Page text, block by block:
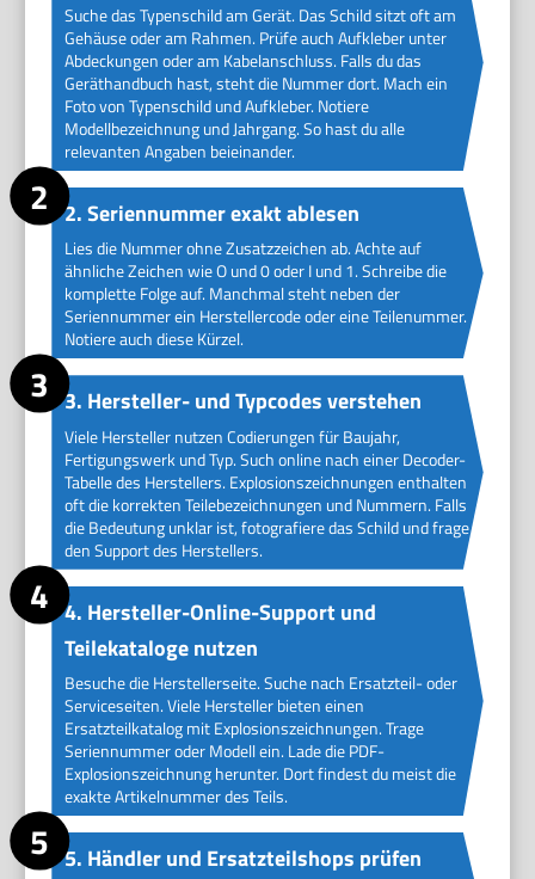
Suche das Typenschild am Gerät. Das Schild sitzt oft am
Gehäuse oder am Rahmen. Prüfe auch Aufkleber unter
Abdeckungen oder am Kabelanschluss. Falls du das
Geräthandbuch hast, steht die Nummer dort. Mach ein
Foto von Typenschild und Aufkleber. Notiere
Modellbezeichnung und Jahrgang. So hast du alle
relevanten Angaben beieinander.
2. Seriennummer exakt ablesen
Lies die Nummer ohne Zusatzzeichen ab. Achte auf
ähnliche Zeichen wie O und 0 oder I und 1. Schreibe die
komplette Folge auf. Manchmal steht neben der
Seriennummer ein Herstellercode oder eine Teilenummer.
Notiere auch diese Kürzel.
3. Hersteller- und Typcodes verstehen
Viele Hersteller nutzen Codierungen für Baujahr,
Fertigungswerk und Typ. Such online nach einer Decoder-
Tabelle des Herstellers. Explosionszeichnungen enthalten
oft die korrekten Teilebezeichnungen und Nummern. Falls
die Bedeutung unklar ist, fotografiere das Schild und frage
den Support des Herstellers.
4. Hersteller-Online-Support und
Teilekataloge nutzen
Besuche die Herstellerseite. Suche nach Ersatzteil- oder
Serviceseiten. Viele Hersteller bieten einen
Ersatzteilkatalog mit Explosionszeichnungen. Trage
Seriennummer oder Modell ein. Lade die PDF-
Explosionszeichnung herunter. Dort findest du meist die
exakte Artikelnummer des Teils.
5. Händler und Ersatzteilshops prüfen